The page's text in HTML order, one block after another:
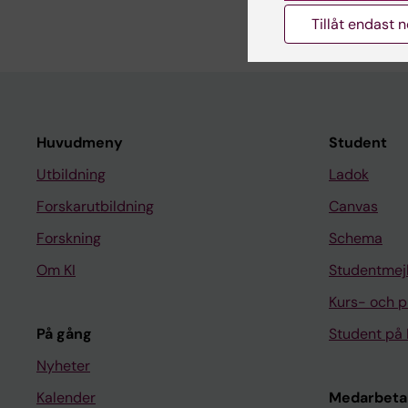
P; Michel J-B;
Huvudmeny
Utbildning
Forskarutbildning
Forskning
Om KI
På gång
Nyheter
Kalender
Student
Ladok
Canvas
Schema
Kurs- och
Student på
Tillåt endast